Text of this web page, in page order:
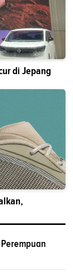
di Jepang